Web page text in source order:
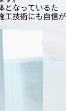
となっているた
工技術にも自信が